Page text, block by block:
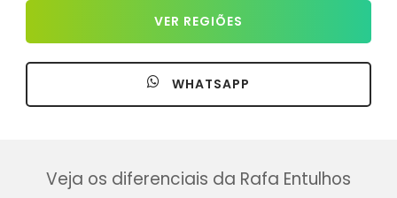
VER REGIÕES
WHATSAPP
Veja os diferenciais da Rafa Entulhos